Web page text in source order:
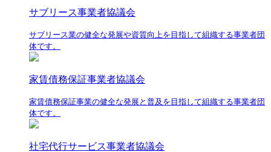
サブリース事業者協議会
サブリース業の健全な発展や資質向上を目指して組織する事業者団
体です。
家賃債務保証事業者協議会
家賃債務保証事業の健全な発展と普及を目指して組織する事業者団
体です。
社宅代行サービス事業者協議会